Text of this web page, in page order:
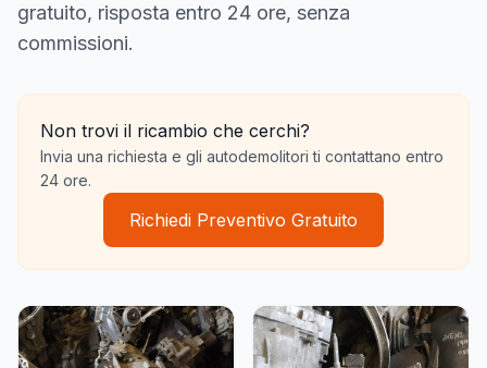
gratuito, risposta entro 24 ore, senza
commissioni.
Non trovi il ricambio che cerchi?
Invia una richiesta e gli autodemolitori ti contattano entro
24 ore.
Richiedi Preventivo Gratuito